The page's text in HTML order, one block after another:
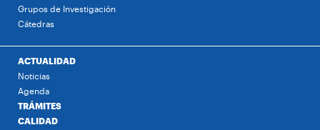
Grupos de Investigación
Cátedras
ACTUALIDAD
Noticias
Agenda
TRÁMITES
CALIDAD